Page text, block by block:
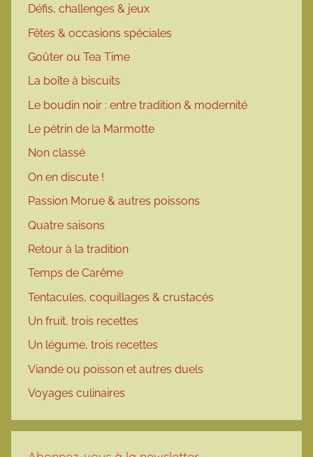
Défis, challenges & jeux
Fêtes & occasions spéciales
Goûter ou Tea Time
La boîte à biscuits
Le boudin noir : entre tradition & modernité
Le pétrin de la Marmotte
Non classé
On en discute !
Passion Morue & autres poissons
Quatre saisons
Retour à la tradition
Temps de Carême
Tentacules, coquillages & crustacés
Un fruit, trois recettes
Un légume, trois recettes
Viande ou poisson et autres duels
Voyages culinaires